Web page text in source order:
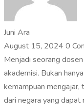
Juni Ara
August 15, 2024 0
Menjadi seorang
akademisi. Bukan
kemampuan
dari negara yang dapat